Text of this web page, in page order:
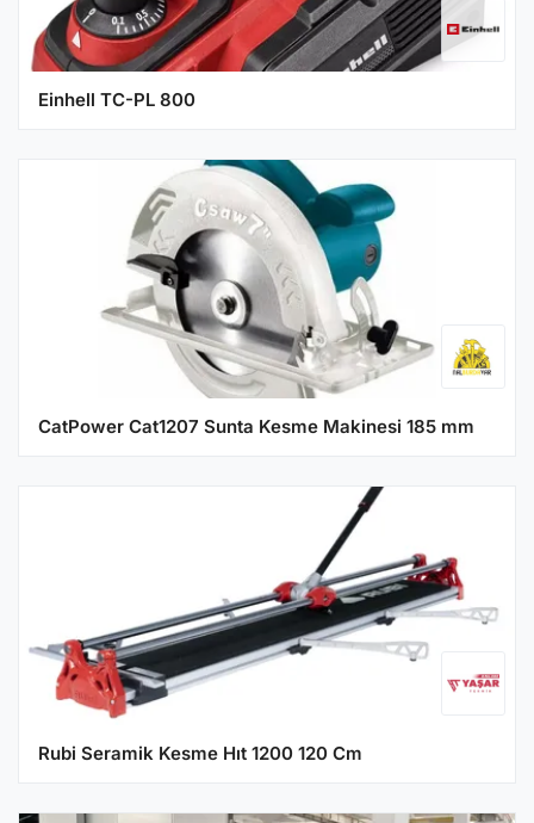
Einhell TC-PL 800
CatPower Cat1207 Sunta Kesme Makinesi 185 mm
Rubi Seramik Kesme Hıt 1200 120 Cm